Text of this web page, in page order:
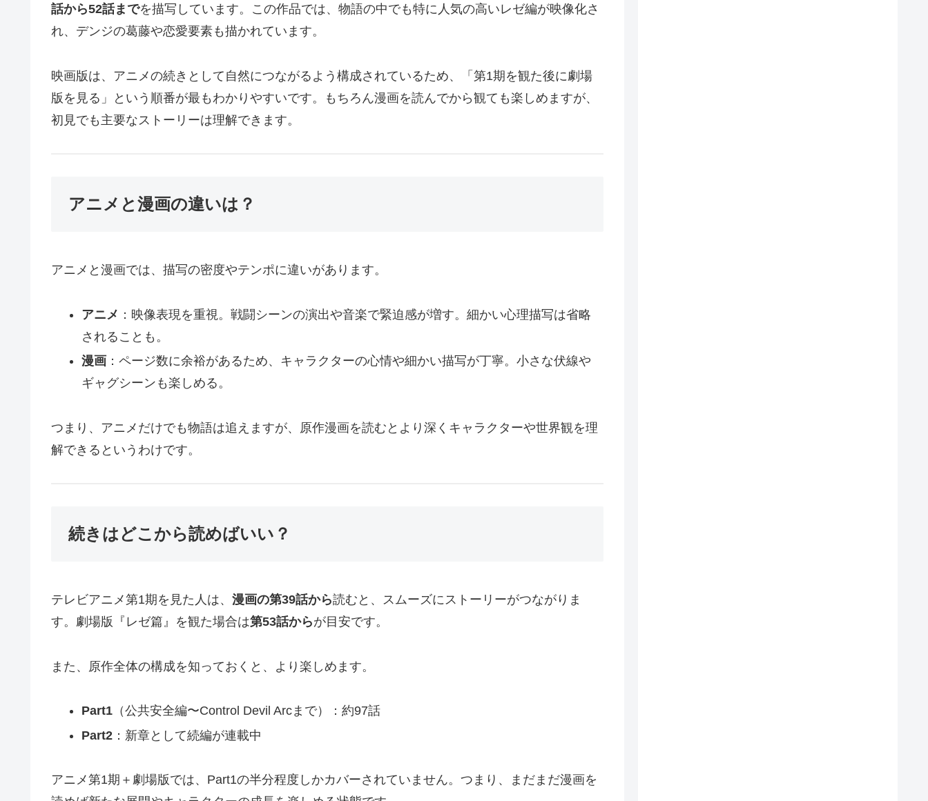
話から52話までを描写しています。この作品では、物語の中でも特に人気の高いレゼ編が映像化さ
れ、デンジの葛藤や恋愛要素も描かれています。
映画版は、アニメの続きとして自然につながるよう構成されているため、「第1期を観た後に劇場
版を見る」という順番が最もわかりやすいです。もちろん漫画を読んでから観ても楽しめますが、
初見でも主要なストーリーは理解できます。
アニメと漫画の違いは？
アニメと漫画では、描写の密度やテンポに違いがあります。
アニメ ：映像表現を重視。戦闘シーンの演出や音楽で緊迫感が増す。細かい心理描写は省略
されることも。
漫画：ページ数に余裕があるため、キャラクターの心情や細かい描写が丁寧。小さな伏線や
ギャグシーンも楽しめる。
つまり、アニメだけでも物語は追えますが、原作漫画を読むとより深くキャラクターや世界観を理
解できるというわけです。
続きはどこから読めばいい？
テレビアニメ第1期を見た人は、 漫画の第39話から読むと、スムーズにストーリーがつながりま
す。劇場版『レゼ篇』を観た場合は第53話からが目安です。
また、原作全体の構成を知っておくと、より楽しめます。
Part1（公共安全編〜Control Devil Arcまで）：約97話
Part2：新章として続編が連載中
アニメ第1期＋劇場版では、Part1の半分程度しかカバーされていません。つまり、まだまだ漫画を